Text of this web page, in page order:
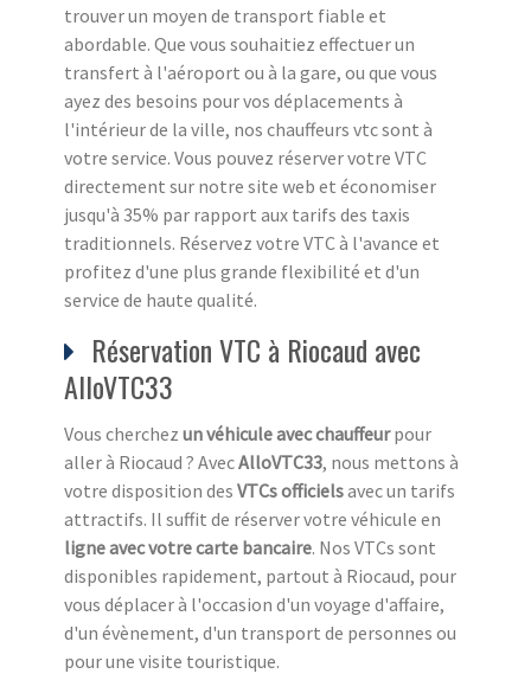
trouver un moyen de transport fiable et
abordable. Que vous souhaitiez effectuer un
transfert à l'aéroport ou à la gare, ou que vous
ayez des besoins pour vos déplacements à
l'intérieur de la ville, nos chauffeurs vtc sont à
votre service. Vous pouvez réserver votre VTC
directement sur notre site web et économiser
jusqu'à 35% par rapport aux tarifs des taxis
traditionnels. Réservez votre VTC à l'avance et
profitez d'une plus grande flexibilité et d'un
service de haute qualité.
Réservation VTC à Riocaud avec
AlloVTC33
Vous cherchez un véhicule avec chauffeurpour
aller à Riocaud ? AvecAlloVTC33, nous mettons à
votre disposition des VTCs officielsavec un tarifs
attractifs. Il suffit de réserver votre véhicule en
ligne avec votre carte bancaire. Nos VTCs sont
disponibles rapidement, partout à Riocaud, pour
vous déplacer à l'occasion d'un voyage d'affaire,
d'un évènement, d'un transport de personnes ou
pour une visite touristique.